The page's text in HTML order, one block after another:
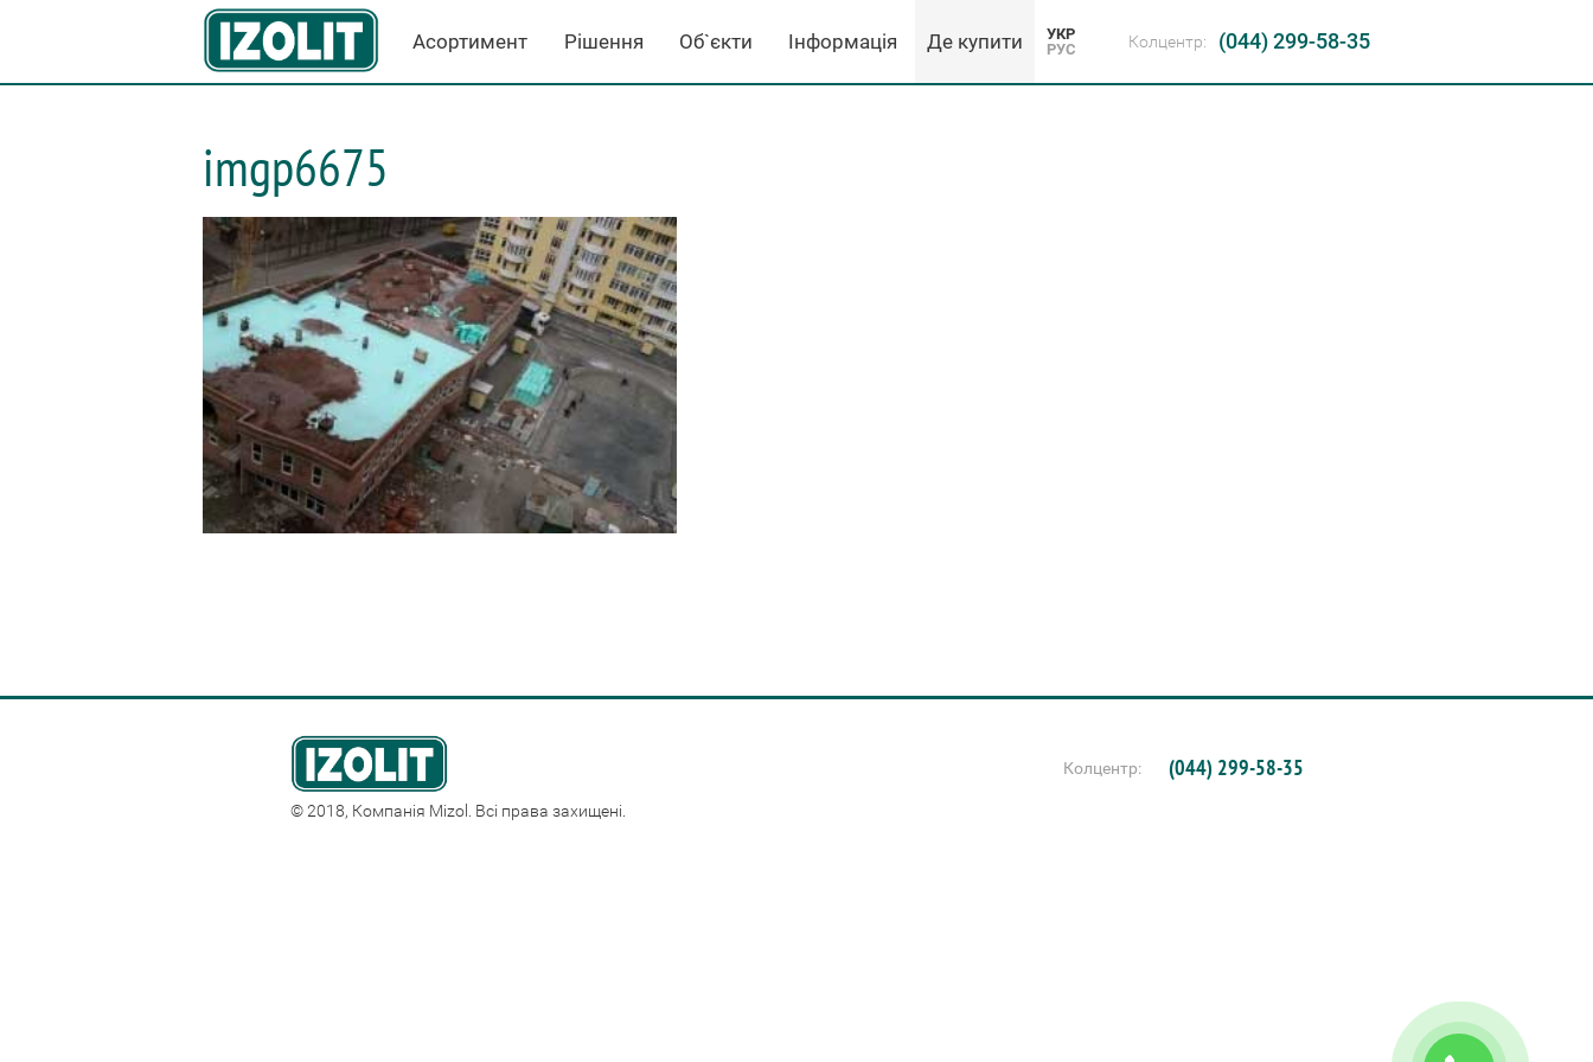
Асортимент Рішення Об`єкти Інформація Де купити
УКР
РУС
Колцентр: (044) 299-58-35
imgp6675
© 2018, Компанія Mizol. Всі права захищені.
Колцентр: (044) 299-58-35